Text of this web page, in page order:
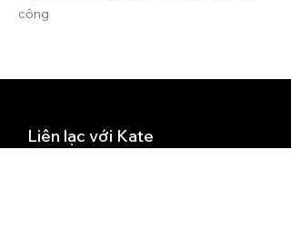
công
Liên lạc với Kate